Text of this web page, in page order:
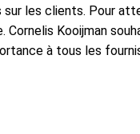
les clients. Pour
Kooijman
à tous les